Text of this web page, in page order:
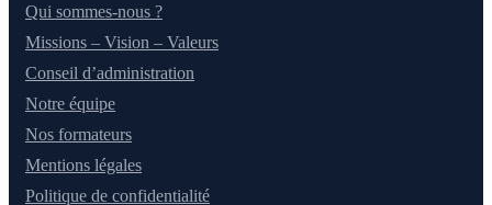
Qui sommes-nous ?
Missions – Vision – Valeurs
Conseil d’administration
Notre équipe
Nos formateurs
Mentions légales
Politique de confidentialité